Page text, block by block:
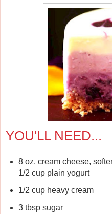
YOU'LL NEED...
8 oz. cream cheese,
1/2 cup plain yogurt
1/2 cup heavy cream
3 tbsp sugar